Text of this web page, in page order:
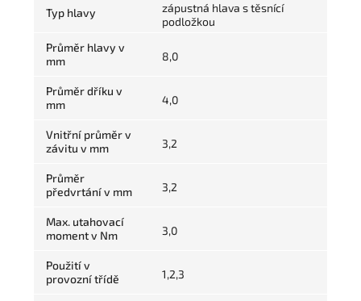
Typ hlavy
zápustná hlava s těsnící
podložkou
Průměr hlavy v
mm
8,0
Průměr dříku v
mm
4,0
Vnitřní průměr v
závitu v mm
3,2
Průměr
předvrtání v mm
3,2
Max. utahovací
moment v Nm
3,0
Použití v
provozní třídě
1,2,3